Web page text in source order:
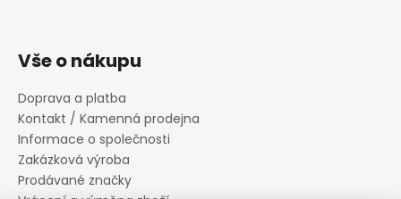
Vše o nákupu
Doprava a platba
Kontakt / Kamenná prodejna
Informace o společnosti
Zakázková výroba
Prodávané značky